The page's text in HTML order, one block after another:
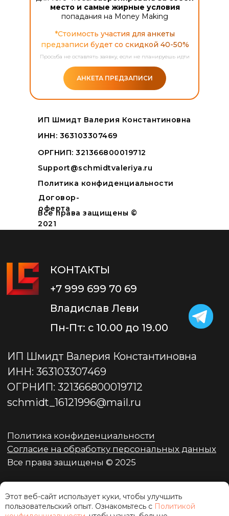
место и самые жирные условия
попадания на Money Making
АНКЕТА ПРЕДЗАПИСИ
*Стоимость участия для анкеты
предзаписи будет со скидкой 40-50%
Просьба не оставлять заявку, если не планируешь идти
ИНН: 363103307469
ОРГНИП: 321366800019712
ИП Шмидт Валерия Константиновна
Политика конфиденциальности
Договор-
оферта
Все права защищены ©
2021
Support@schmidtvaleriya.ru
Этот веб-сайт использует куки, чтобы улучшить
пользовательский опыт. Ознакомьтесь с Политикой